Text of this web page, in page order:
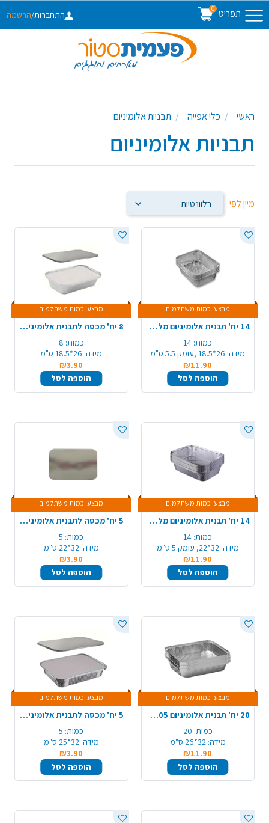
תפריט 0
התחברות/הרשמה
ראשי כלי אפייה תבניות אלומיניום
תבניות אלומיניום
מיין לפי
מבצעי כמות משתלמים
14 יח' תבנית אלומיניום מלבנית R64/8A
כמות: 14
מידה: 26*18.5 ,עומק 5.5 ס"מ
₪11.90
הוספה לסל
מבצעי כמות משתלמים
8 יח' מכסה לתבנית אלומיניום R64/8A
כמות: 8
מידה: 26*18.5 ס"מ
₪3.90
הוספה לסל
מבצעי כמות משתלמים
14 יח' תבנית אלומיניום מלבנית R2/90
כמות: 14
מידה: 32*22, עומק 5 ס"מ
₪11.90
הוספה לסל
מבצעי כמות משתלמים
5 יח' מכסה לתבנית אלומיניום 90/R2
כמות: 5
מידה: 32*22 ס"מ
₪3.90
הוספה לסל
מבצעי כמות משתלמים
20 יח' תבנית אלומיניום 105/R31/A4
כמות: 20
מידה: 32*26 ס"מ
₪11.90
הוספה לסל
מבצעי כמות משתלמים
5 יח' מכסה לתבנית אלומיניום 105/A4/R31
כמות: 5
מידה: 32*25 ס"מ
₪3.90
הוספה לסל